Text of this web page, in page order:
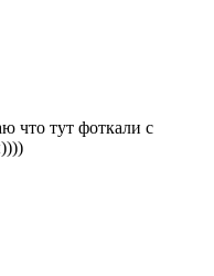
что тут фоткали с